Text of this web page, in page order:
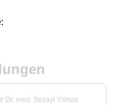
Dr. med. Sezayi Yilmaz